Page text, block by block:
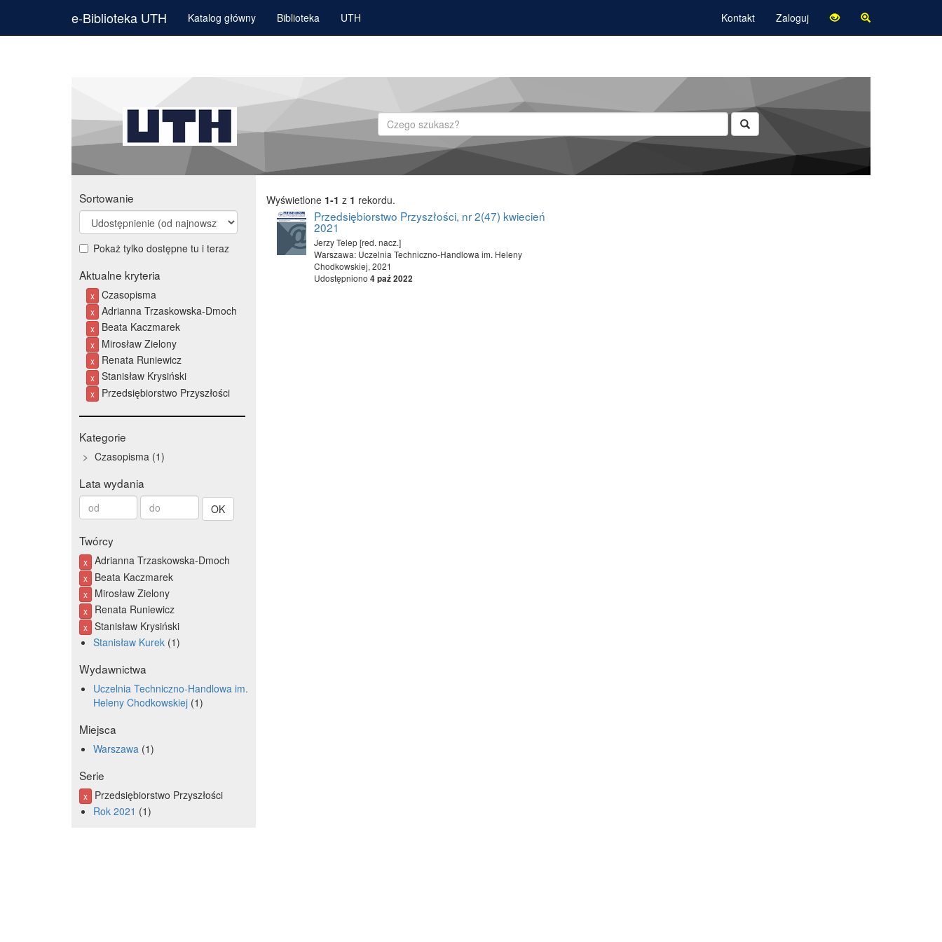
e-Biblioteka UTH Katalog główny Biblioteka UTH Kontakt Zaloguj
Szukaj
Sortowanie
Pokaż tylko dostępne tu i teraz
Aktualne kryteria
x Czasopisma
x Adrianna Trzaskowska-Dmoch
x Beata Kaczmarek
x Mirosław Zielony
x Renata Runiewicz
x Stanisław Krysiński
x Przedsiębiorstwo Przyszłości
Kategorie
Czasopisma 1
Lata wydania
Od
roku
Do
roku
Twórcy
x Adrianna Trzaskowska-Dmoch
x Beata Kaczmarek
x Mirosław Zielony
x Renata Runiewicz
x Stanisław Krysiński
Stanisław Kurek 1
Wydawnictwa
Uczelnia Techniczno-Handlowa im.
Heleny Chodkowskiej 1
Miejsca
Warszawa 1
Serie
x
Przedsiębiorstwo Przyszłości
Rok 2021
1
Wyświetlone 1-1 z 1 rekordu.
Przedsiębiorstwo Przyszłości, nr 2(47) kwiecień
2021
Jerzy Telep [red. nacz.]
Warszawa: Uczelnia Techniczno-Handlowa im. Heleny
Chodkowskiej, 2021
Udostępniono 4 paź 2022